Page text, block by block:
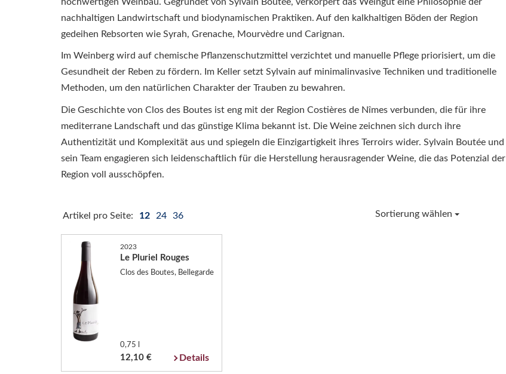
nachhaltigen Landwirtschaft und biodynamischen Praktiken. Auf den kalkhaltigen Böden der Region
gedeihen Rebsorten wie Syrah, Grenache, Mourvèdre und Carignan.
Im Weinberg wird auf chemische Pflanzenschutzmittel verzichtet und manuelle Pflege priorisiert, um die
Gesundheit der Reben zu fördern. Im Keller setzt Sylvain auf minimalinvasive Techniken und traditionelle
Methoden, um den natürlichen Charakter der Trauben zu bewahren.
Die Geschichte von Clos des Boutes ist eng mit der Region Costières de Nîmes verbunden, die für ihre
mediterrane Landschaft und das günstige Klima bekannt ist. Die Weine zeichnen sich durch ihre
Authentizität und Komplexität aus und spiegeln die Einzigartigkeit ihres Terroirs wider. Sylvain Boutée und
sein Team engagieren sich leidenschaftlich für die Herstellung herausragender Weine, die das Potenzial der
Region voll ausschöpfen.
Artikel pro Seite: 12 24 36 Sortierung wählen
2023
Le Pluriel Rouges
Clos des Boutes, Bellegarde
0,75 l
12,10 € Details